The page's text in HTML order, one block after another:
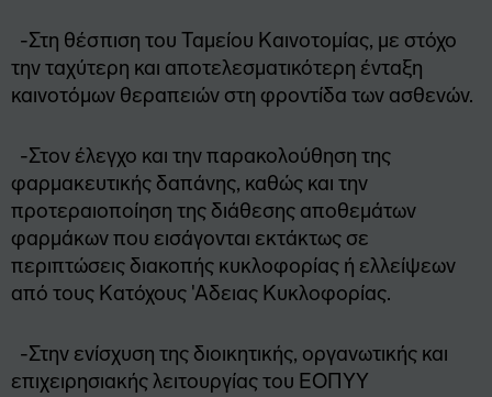
-Στη θέσπιση του Ταμείου Καινοτομίας, με στόχο
την ταχύτερη και αποτελεσματικότερη ένταξη
καινοτόμων θεραπειών στη φροντίδα των ασθενών.
-Στον έλεγχο και την παρακολούθηση της
φαρμακευτικής δαπάνης, καθώς και την
προτεραιοποίηση της διάθεσης αποθεμάτων
φαρμάκων που εισάγονται εκτάκτως σε
περιπτώσεις διακοπής κυκλοφορίας ή ελλείψεων
από τους Κατόχους 'Αδειας Κυκλοφορίας.
-Στην ενίσχυση της διοικητικής, οργανωτικής και
επιχειρησιακής λειτουργίας του ΕΟΠΥΥ